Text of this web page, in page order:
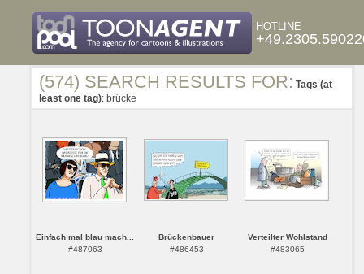
HOTLINE
(574) SEARCH RESULTS FOR: Tags (at
least one tag): brücke
Einfach mal blau mach...
#487063
Brückenbauer
#486453
Verteilter Wohlstand
#483065